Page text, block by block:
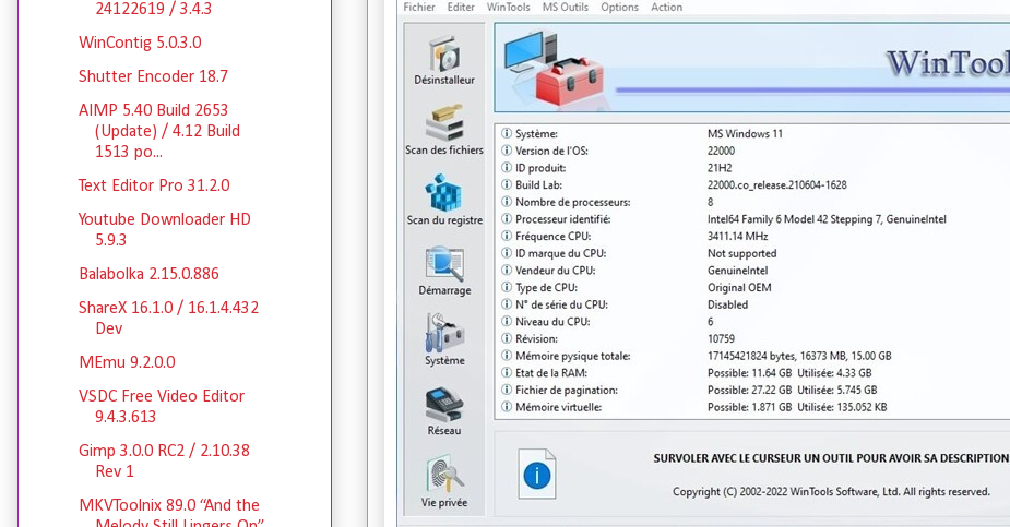
24122619 / 3.4.3
WinContig 5.0.3.0
Shutter Encoder 18.7
AIMP 5.40 Build 2653
(Update) / 4.12 Build
1513 po...
Text Editor Pro 31.2.0
Youtube Downloader HD
5.9.3
Balabolka 2.15.0.886
ShareX 16.1.0 / 16.1.4.432
Dev
MEmu 9.2.0.0
VSDC Free Video Editor
9.4.3.613
Gimp 3.0.0 RC2 / 2.10.38
Rev 1
MKVToolnix 89.0 “And the